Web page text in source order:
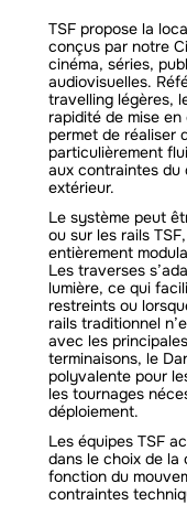
TSF propose la
conçus par notre
cinéma, séries,
audiovisuelles.
travelling légères,
rapidité de mise
permet de réaliser
particulièrement
aux contraintes du
extérieur.
Le système peut
ou sur les rails
entièrement
Les traverses
lumière, ce qui
restreints ou
rails traditionnel
avec les
terminaisons, le
polyvalente pour
les tournages
déploiement.
Les équipes TSF
dans le choix de la
fonction du
contraintes